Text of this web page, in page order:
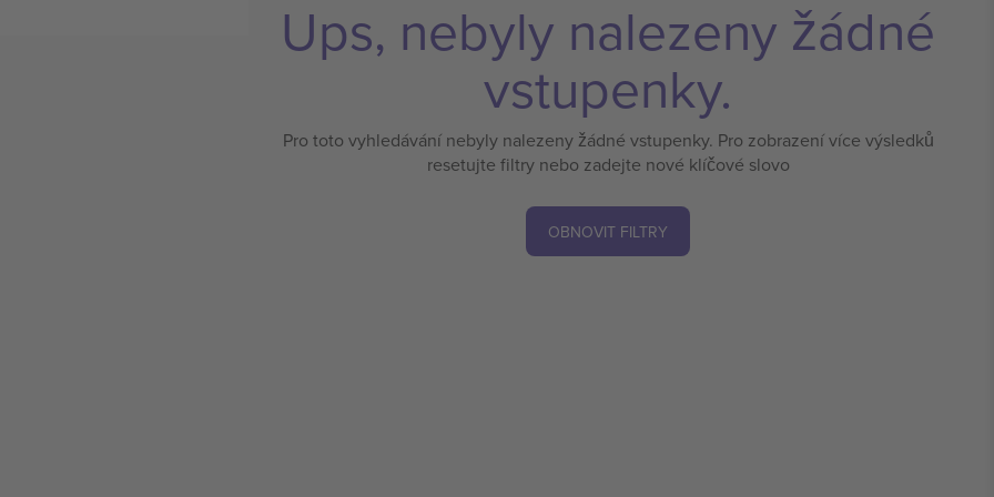
Ups, nebyly nalezeny žádné
vstupenky.
Pro toto vyhledávání nebyly nalezeny žádné vstupenky. Pro zobrazení více výsledků
resetujte filtry nebo zadejte nové klíčové slovo
OBNOVIT FILTRY